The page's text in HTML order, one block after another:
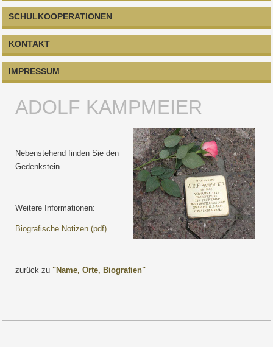
SCHULKOOPERATIONEN
KONTAKT
IMPRESSUM
ADOLF KAMPMEIER
Nebenstehend finden Sie den
Gedenkstein.
Weitere Informationen:
Biografische Notizen (pdf)
zurück zu"Name, Orte, Biografien"